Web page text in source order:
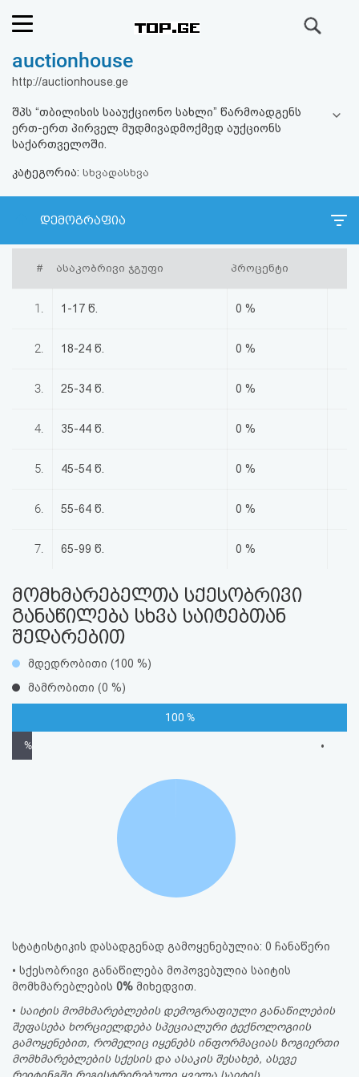
რეიტინგი
ფოსტა
კითხვა-
პასუხი
პაროლის
შეთანხმება
და
უარყოფა
auctionhouse
http://auctionhouse.ge
შპს “თბილისის სააუქციონო სახლი” წარმოადგენს
ერთ-ერთ პირველ მუდმივადმოქმედ აუქციონს
საქართველოში.
კატეგორია: სხვადასხვა
დემოგრაფია
# ასაკობრივი ჯგუფი პროცენტი
1. 1-17 წ. 0 %
2. 18-24 წ. 0 %
3. 25-34 წ. 0 %
4. 35-44 წ. 0 %
5. 45-54 წ. 0 %
6. 55-64 წ. 0 %
7. 65-99 წ. 0 %
მომხმარებელთა სქესობრივი
განაწილება სხვა საიტებთან
შედარებით
მდედრობითი (100 %)
მამრობითი (0 %)
100 %
% •
სტატისტიკის დასადგენად გამოყენებულია: 0 ჩანაწერი
• სქესობრივი განაწილება მოპოვებულია საიტის
მომხმარებლების 0% მიხედვით.
• საიტის მომხმარებლების დემოგრაფიული განაწილების
შეფასება ხორციელდება სპეციალური ტექნოლოგიის
გამოყენებით, რომელიც იყენებს ინფორმაციას ზოგიერთი
მომხმარებლების სქესის და ასაკის შესახებ, ასევე